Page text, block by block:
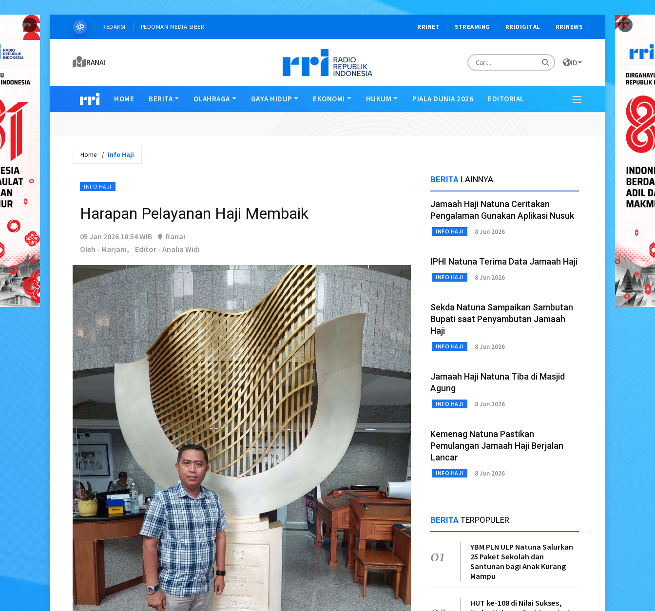
× ×
REDAKSI PEDOMAN MEDIA SIBER RRINET STREAMING RRIDIGITAL RRINEWS
RANAI ID
HOME BERITA OLAHRAGA GAYA HIDUP EKONOMI HUKUM PIALA DUNIA 2026 EDITORIAL
Home Info Haji
INFO HAJI
Harapan Pelayanan Haji Membaik
05 Jan 2026 10:54 WIB
Ranai
Oleh - Marjani,
Editor - Analia Widi
BERITA LAINNYA
Jamaah Haji Natuna Ceritakan
Pengalaman Gunakan Aplikasi Nusuk
INFO HAJI 8 Jun 2026
IPHI Natuna Terima Data Jamaah Haji
INFO HAJI 8 Jun 2026
Sekda Natuna Sampaikan Sambutan
Bupati saat Penyambutan Jamaah
Haji
INFO HAJI 8 Jun 2026
Jamaah Haji Natuna Tiba di Masjid
Agung
INFO HAJI 8 Jun 2026
Kemenag Natuna Pastikan
Pemulangan Jamaah Haji Berjalan
Lancar
INFO HAJI 8 Jun 2026
BERITA TERPOPULER
01
YBM PLN ULP Natuna Salurkan
25 Paket Sekolah dan
Santunan bagi Anak Kurang
Mampu
HUT ke-108 di Nilai Sukses,